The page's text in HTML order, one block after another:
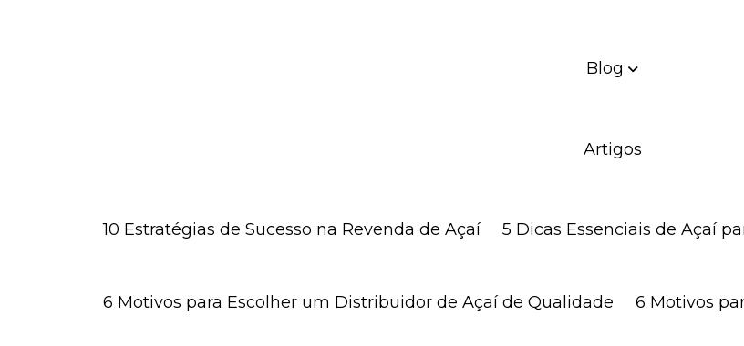
Blog
Artigos
10 Estratégias de Sucesso na Revenda de Açaí 5 Dicas Essenciais de Açaí
6 Motivos para Escolher um Distribuidor de Açaí de Qualidade 6 Motivos